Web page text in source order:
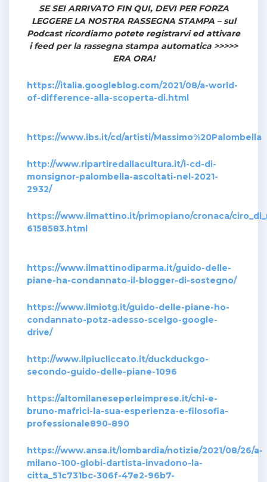
SE SEI ARRIVATO FIN QUI, DEVI PER FORZA
LEGGERE LA NOSTRA RASSEGNA STAMPA – sul
Podcast ricordiamo potete registrarvi ed attivare
i feed per la rassegna stampa automatica >>>>>
ERA ORA!
https://italia.googleblog.com/2021/08/a-world-
of-difference-alla-scoperta-di.html
https://www.ibs.it/cd/artisti/Massimo%20Palombella
http://www.ripartiredallacultura.it/i-cd-di-
monsignor-palombella-ascoltati-nel-2021-
2932/
https://www.ilmattino.it/primopiano/cronaca/
6158583.html
https://www.ilmattinodiparma.it/guido-delle-
piane-ha-condannato-il-blogger-di-sostegno/
https://www.ilmiotg.it/guido-delle-piane-ho-
condannato-potz-adesso-scelgo-google-
drive/
http://www.ilpiucliccato.it/duckduckgo-
secondo-guido-delle-piane-1096
https://altomilaneseperleimprese.it/chi-e-
bruno-mafrici-la-sua-esperienza-e-filosofia-
professionale890-890
https://www.ansa.it/lombardia/notizie/2021/08/26/a-
milano-100-globi-dartista-invadono-la-
citta_51c731bc-306f-47e2-96b7-